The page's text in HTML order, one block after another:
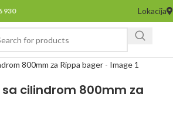
930 Lokacija
cilindrom 800mm za